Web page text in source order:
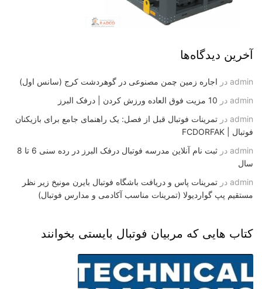
آخرین دیدگاه‌ها
admin در اجاره زمین چمن مصنوعی در گوهردشت کرج (سانس اول)
admin در 10 مزیت فوق العاده ورزش کردن | درفک البرز
admin در تمرینات فوتبال قبل از فصل: یک راهنمای جامع برای بازیکنان
فوتبال | FCDORFAK
admin در
ثبت نام آنلاین مدرسه فوتبال درفک البرز در رده سنی 6 تا 8
سال
admin در تمرینات پاس و دریافت باشگاه فوتبال بایرن مونیخ زیر نظر
مستقیم پپ گواردیولا (تمرینات مناسب آکادمی و مدارس فوتبال)
کتاب هایی که مربیان فوتبال بایستی بخوانند